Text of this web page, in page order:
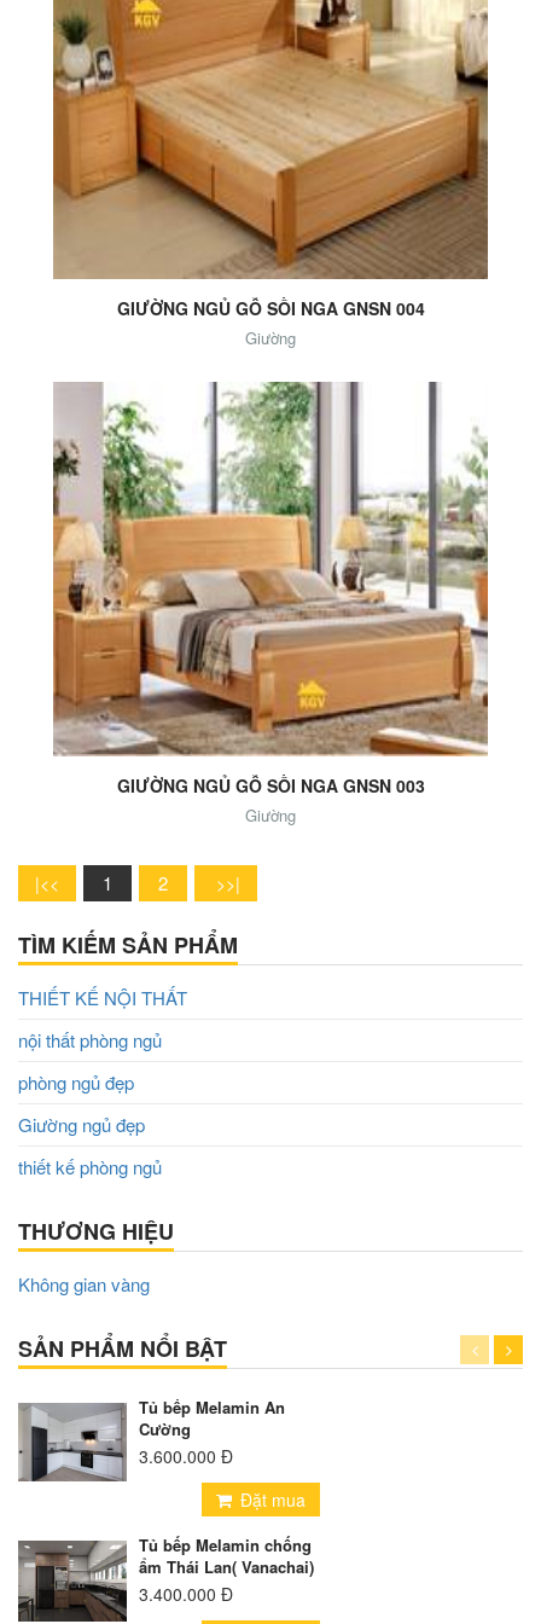
Add to Cart
GIƯỜNG NGỦ GỖ SỒI NGA GNSN 004
Giường
Add to Cart
GIƯỜNG NGỦ GỖ SỒI NGA GNSN 003
Giường
1 2
TÌM KIẾM SẢN PHẨM
THIẾT KẾ NỘI THẤT
nội thất phòng ngủ
phòng ngủ đẹp
Giường ngủ đẹp
thiết kế phòng ngủ
THƯƠNG HIỆU
Không gian vàng
SẢN PHẨM NỔI BẬT
Tủ bếp Melamin An
Cường
3.600.000 Đ
Đặt mua
Tủ bếp Melamin chống
ẩm Thái Lan( Vanachai)
3.400.000 Đ